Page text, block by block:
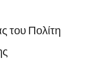
του Πολίτη